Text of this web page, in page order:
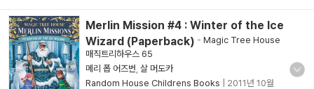
Merlin Mission #4 : Winter of the Ice
Wizard (Paperback) - Magic Tree House
매직트리하우스 65
메리 폽 어즈번 살 머도카
Random House Childrens Books
2011년 10월